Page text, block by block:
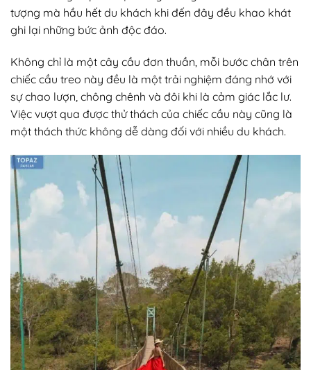
tượng mà hầu hết du khách khi đến đây đều khao khát
ghi lại những bức ảnh độc đáo.
Không chỉ là một cây cầu đơn thuần, mỗi bước chân trên
chiếc cầu treo này đều là một trải nghiệm đáng nhớ với
sự chao lượn, chông chênh và đôi khi là cảm giác lắc lư.
Việc vượt qua được thử thách của chiếc cầu này cũng là
một thách thức không dễ dàng đối với nhiều du khách.